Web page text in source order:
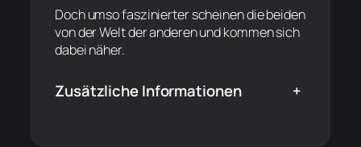
Doch umso faszinierter scheinen die beiden
von der Welt der anderen und kommen sich
dabei näher.
Zusätzliche Informationen +